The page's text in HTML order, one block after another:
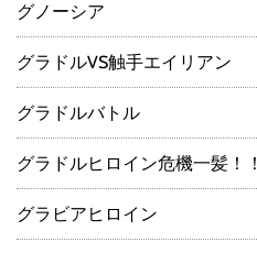
グノーシア
グラドルVS触手エイリアン
グラドルバトル
グラドルヒロイン危機一髪！！
グラビアヒロイン